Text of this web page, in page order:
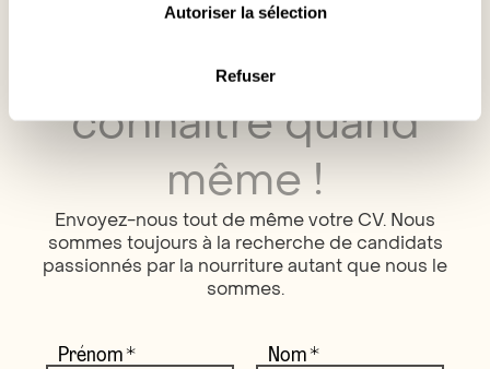
Autoriser la sélection
Refuser
Aucun poste ne correspond à votre profil ?
On aimerait vous
connaître quand
même !
Envoyez-nous tout de même votre CV. Nous
sommes toujours à la recherche de candidats
passionnés par la nourriture autant que nous le
sommes.
Prénom* Nom*